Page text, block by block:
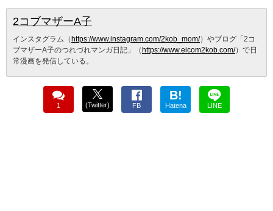
2コブマザーA子
インスタグラム（ https://www.instagram.com/2kob_mom/）やブログ「2コ
ブマザーA子のつれづれマンガ日記」（ https://www.eicom2kob.com/）で日
常漫画を発信している。
1 (Twitter) FB
B!
Hatena LINE